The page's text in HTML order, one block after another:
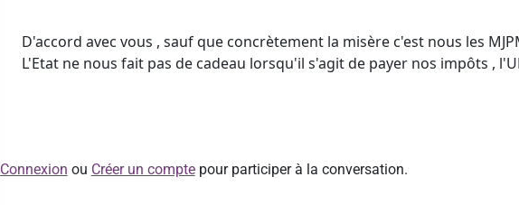
D'accord avec vous , sauf que concrètement la misère c'est nous les
L'Etat ne nous fait pas de cadeau lorsqu'il s'agit de payer nos impôts ,
Connexion ou Créer un comptepour participer à la conversation.